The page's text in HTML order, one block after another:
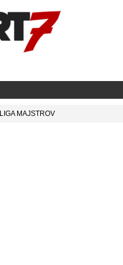
LIGA MAJSTROV